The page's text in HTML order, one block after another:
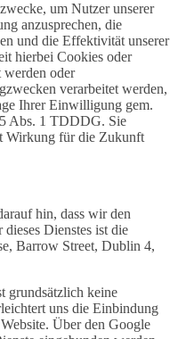
um Nutzer unserer
anzusprechen, die
und die Effektivität unserer
hierbei Cookies oder
werden oder
verarbeitet werden,
Ihrer Einwilligung gem.
Abs. 1 TDDDG. Sie
Wirkung für die Zukunft
hin, dass wir den
Dienstes ist die
Barrow Street, Dublin 4,
grundsätzlich keine
uns die Einbindung
Über den Google